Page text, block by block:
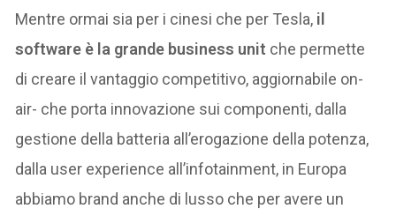
Mentre ormai sia per i cinesi che per Tesla, il
software è la grande business unit che permette
di creare il vantaggio competitivo, aggiornabile on-
air- che porta innovazione sui componenti, dalla
gestione della batteria all’erogazione della potenza,
dalla user experience all’infotainment, in Europa
abbiamo brand anche di lusso che per avere un